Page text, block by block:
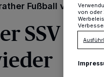
Fußball vom
SSV
von oder